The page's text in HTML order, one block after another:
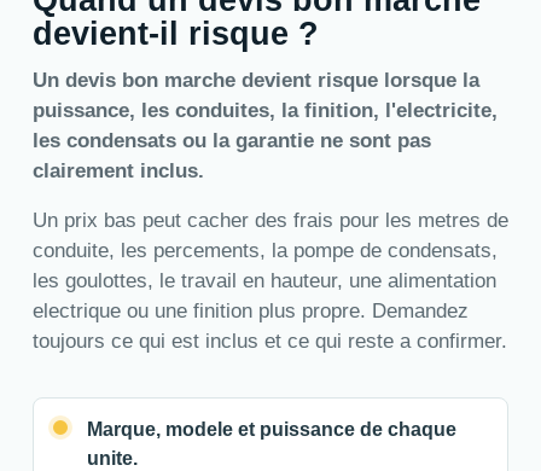
devient-il risque ?
Un devis bon marche devient risque lorsque la
puissance, les conduites, la finition, l'electricite,
les condensats ou la garantie ne sont pas
clairement inclus.
Un prix bas peut cacher des frais pour les metres de
conduite, les percements, la pompe de condensats,
les goulottes, le travail en hauteur, une alimentation
electrique ou une finition plus propre. Demandez
toujours ce qui est inclus et ce qui reste a confirmer.
Marque, modele et puissance de chaque
unite.